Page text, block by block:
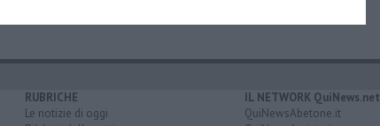
RUBRICHE
Le notizie di oggi
IL NETWORK QuiNews.net
QuiNewsAbetone.it